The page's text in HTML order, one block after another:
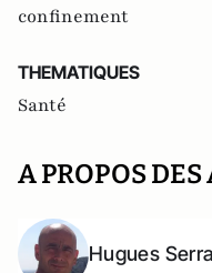
confinement
THEMATIQUES
Santé
A PROPOS
Hugues